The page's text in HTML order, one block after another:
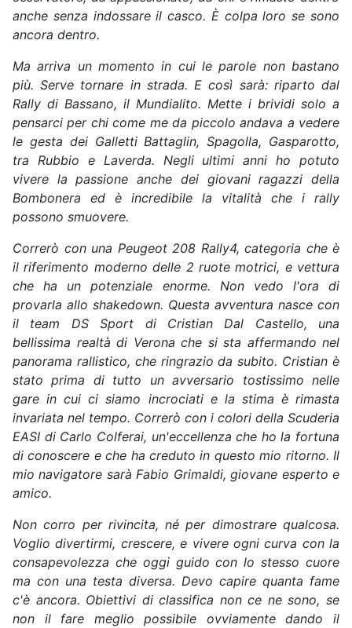
anche senza indossare il casco. È colpa loro se sono
ancora dentro.
Ma arriva un momento in cui le parole non bastano
più. Serve tornare in strada. E così sarà: riparto dal
Rally di Bassano, il Mundialito. Mette i brividi solo a
pensarci per chi come me da piccolo andava a vedere
le gesta dei Galletti Battaglin, Spagolla, Gasparotto,
tra Rubbio e Laverda. Negli ultimi anni ho potuto
vivere la passione anche dei giovani ragazzi della
Bombonera ed è incredibile la vitalità che i rally
possono smuovere.
Correrò con una Peugeot 208 Rally4, categoria che è
il riferimento moderno delle 2 ruote motrici, e vettura
che ha un potenziale enorme. Non vedo l'ora di
provarla allo shakedown. Questa avventura nasce con
il team DS Sport di Cristian Dal Castello, una
bellissima realtà di Verona che si sta affermando nel
panorama rallistico, che ringrazio da subito. Cristian è
stato prima di tutto un avversario tostissimo nelle
gare in cui ci siamo incrociati e la stima è rimasta
invariata nel tempo. Correrò con i colori della Scuderia
EASI di Carlo Colferai, un'eccellenza che ho la fortuna
di conoscere e che ha creduto in questo mio ritorno. Il
mio navigatore sarà Fabio Grimaldi, giovane esperto e
amico.
Non corro per rivincita, né per dimostrare qualcosa.
Voglio divertirmi, crescere, e vivere ogni curva con la
consapevolezza che oggi guido con lo stesso cuore
ma con una testa diversa. Devo capire quanta fame
c'è ancora. Obiettivi di classifica non ce ne sono, se
non il fare meglio possibile ovviamente dando il